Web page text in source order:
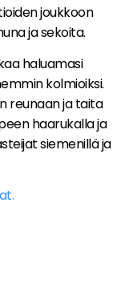
joukkoon
ja sekoita.
haluamasi
kolmioiksi.
reunaan ja taita
haarukalla ja
siemenillä ja